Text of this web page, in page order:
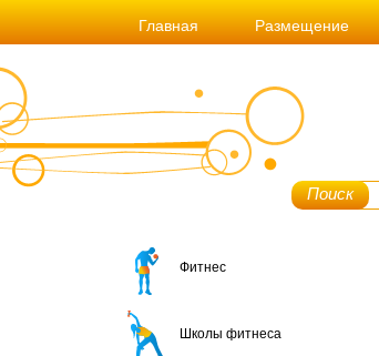
Главная Размещение
Поиск
Фитнес
Школы фитнеса